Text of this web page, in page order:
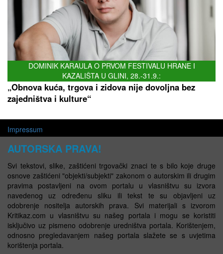
DOMINIK KARAULA O PRVOM FESTIVALU HRANE I
KAZALIŠTA U GLINI, 28.-31.9.:
„Obnova kuća, trgova i zidova nije dovoljna bez
zajedništva i kulture“
Impressum
AUTORSKA PRAVA!
Svi tekstovi, slike, zaštićeni trgovački znaci te s bilo koje druge
osnove zaštićeni "objekti/subjekti" zakonom o autorskim ili drugim
pravima postavljeni na ovom portalu u vlasništvu su izvora
navedenog uz određenu sliku ili tekst te su objavljeni uz
odobrenje nositelja autorskih prava. Svi materijali s izvorom
Kritikaz.com u vlasništvu su našeg portala i mogu se koristiti
isključivo uz pismeno odobrenje uredništva portala. Korištenjem,
odnosno pregledavanjem našeg portala slažete se s uvjetima
korištenja portala.